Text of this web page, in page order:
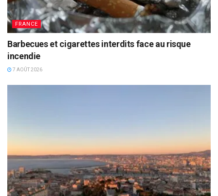
FRANCE
Barbecues et cigarettes interdits face au risque
incendie
7 AOÛT 2026